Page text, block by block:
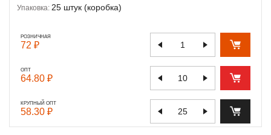
Упаковка: 25 штук (коробка)
РОЗНИЧНАЯ
72 ₽
ОПТ
64.80 ₽
КРУПНЫЙ ОПТ
58.30 ₽